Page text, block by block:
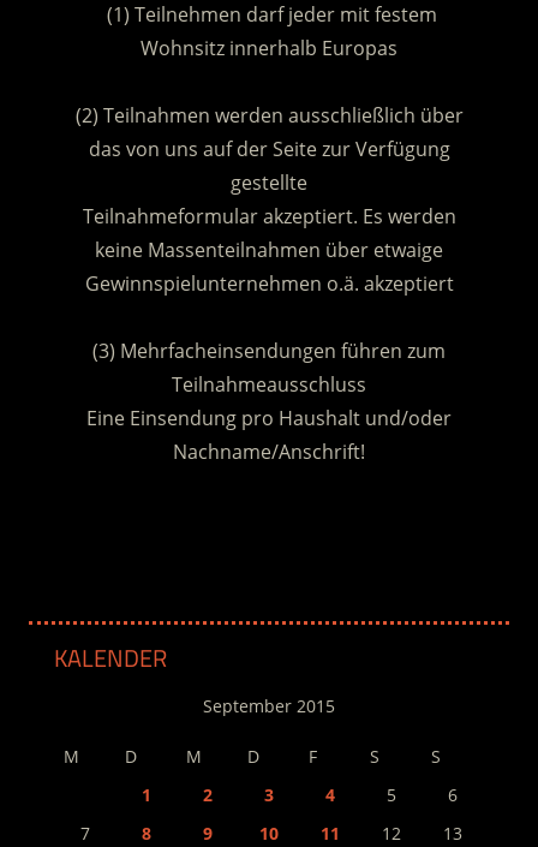
(1) Teilnehmen darf jeder mit festem
Wohnsitz innerhalb Europas
(2) Teilnahmen werden ausschließlich über
das von uns auf der Seite zur Verfügung
gestellte
Teilnahmeformular akzeptiert. Es werden
keine Massenteilnahmen über etwaige
Gewinnspielunternehmen o.ä. akzeptiert
(3) Mehrfacheinsendungen führen zum
Teilnahmeausschluss
Eine Einsendung pro Haushalt und/oder
Nachname/Anschrift!
KALENDER
September 2015
M D M D F S
S
1
2 3 4 5
6
7
8 9 10 11 12
13